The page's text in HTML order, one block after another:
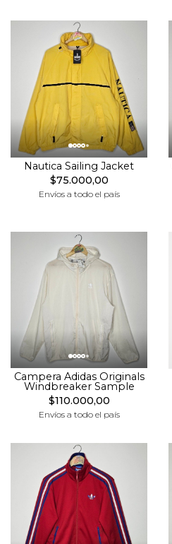
Nautica Sailing Jacket
$75.000,00
Envíos a todo el país
Campera Adidas Originals
Windbreaker Sample
$110.000,00
Envíos a todo el país